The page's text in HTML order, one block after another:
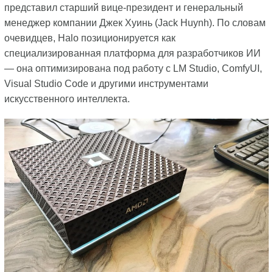
представил старший вице-президент и генеральный
менеджер компании Джек Хуинь (Jack Huynh). По словам
очевидцев, Halo позиционируется как
специализированная платформа для разработчиков ИИ
— она оптимизирована под работу с LM Studio, ComfyUI,
Visual Studio Code и другими инструментами
искусственного интеллекта.